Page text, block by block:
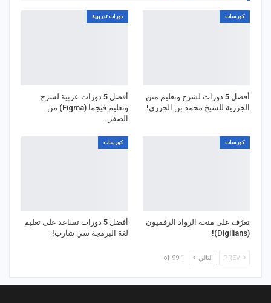
كورسات
أفضل 5 دورات لشرح وتعليم متن
الجزرية للشيخ محمد بن الجزري!
دورات تدريبية
أفضل 5 دورات عربية لشرح
وتعليم فيجما (Figma) من
الصفر…
كورسات
تعرَّف على منحة الرواد الرقميون
(Digilians)!
كورسات
أفضل 5 دورات تساعد على تعليم
لغة البرمجة سي شارب!
التالي 1 of 99